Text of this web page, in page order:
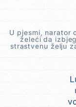
U pjesmi, narator
želeći da
strastvenu želju